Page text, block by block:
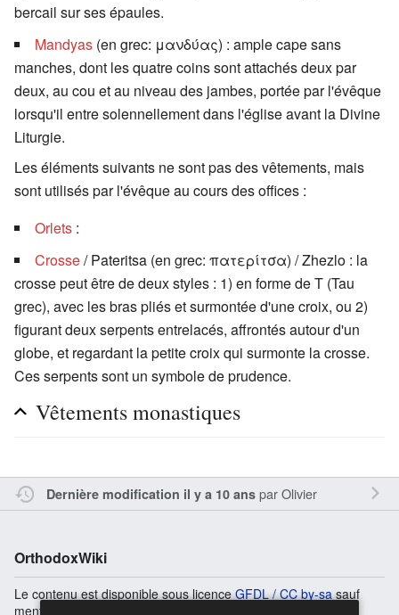
bercail sur ses épaules.
Mandyas (en grec: μανδύας) : ample cape sans
manches, dont les quatre coins sont attachés deux par
deux, au cou et au niveau des jambes, portée par l'évêque
lorsqu'il entre solennellement dans l'église avant la Divine
Liturgie.
Les éléments suivants ne sont pas des vêtements, mais
sont utilisés par l'évêque au cours des offices :
Orlets :
Crosse/ Pateritsa (en grec: πατερίτσα) / Zhezlo : la
crosse peut être de deux styles : 1) en forme de T (Tau
grec), avec les bras pliés et surmontée d'une croix, ou 2)
figurant deux serpents entrelacés, affrontés autour d'un
globe, et regardant la petite croix qui surmonte la crosse.
Ces serpents sont un symbole de prudence.
Vêtements monastiques
Dernière modification il y a 10 ansparOlivier
OrthodoxWiki
Le contenu est disponible sous licenceGFDL / CC by-sasauf
mention contraire.